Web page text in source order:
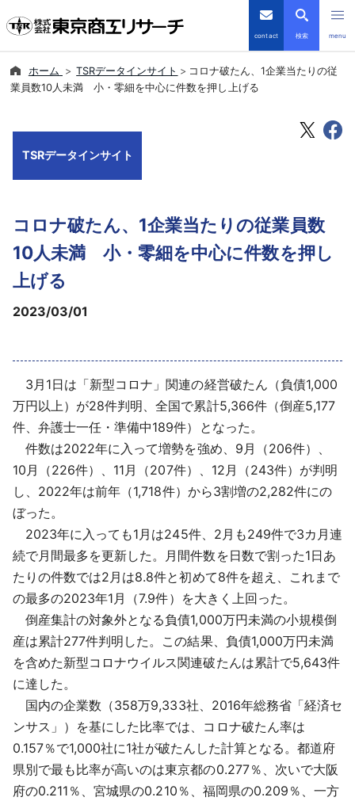
contact 検索 menu
倒産・注目企業情報
会社案内
よくあるご質問
English
ホーム TSRデータインサイト
コロナ破たん、1企業当たりの従
業員数10人未満 小・零細を中心に件数を押し上げる
TSRデータインサイト
コロナ破たん、1企業当たりの従業員数
10人未満 小・零細を中心に件数を押し
上げる
2023/03/01
3月1日は「新型コロナ」関連の経営破たん（負債1,000
万円以上）が28件判明、全国で累計5,366件（倒産5,177
件、弁護士一任・準備中189件）となった。
件数は2022年に入って増勢を強め、9月（206件）、
10月（226件）、11月（207件）、12月（243件）が判明
し、2022年は前年（1,718件）から3割増の2,282件にの
ぼった。
2023年に入っても1月は245件、2月も249件で3カ月連
続で月間最多を更新した。月間件数を日数で割った1日あ
たりの件数では2月は8.8件と初めて8件を超え、これまで
の最多の2023年1月（7.9件）を大きく上回った。
倒産集計の対象外となる負債1,000万円未満の小規模倒
産は累計277件判明した。この結果、負債1,000万円未満
を含めた新型コロナウイルス関連破たんは累計で5,643件
に達した。
国内の企業数（358万9,333社、2016年総務省「経済セ
ンサス」）を基にした比率では、コロナ破たん率は
0.157％で1,000社に1社が破たんした計算となる。都道府
県別で最も比率が高いのは東京都の0.277％、次いで大阪
府の0.211％、宮城県の0.210％、福岡県の0.209％、一方